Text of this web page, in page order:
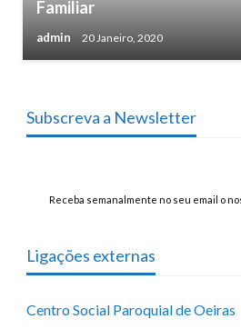
Familiar
admin 20 Janeiro, 2020
Subscreva a Newsletter
Receba semanalmente no seu email o
Ligações externas
Centro Social Paroquial de Oeiras